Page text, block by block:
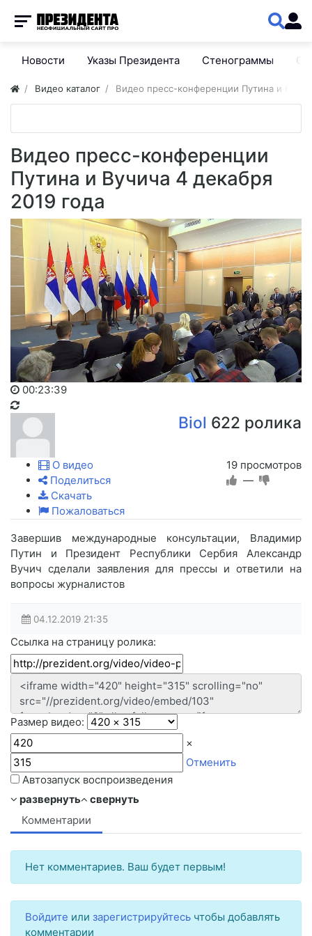
Новости Указы Президента Стенограммы
Видео каталог Видео пресс-конференции Путина и
Видео пресс-конференции
Путина и Вучича 4 декабря
2019 года
00:23:39
Biol 622 ролика
19 просмотров
—
О видео
Поделиться
Скачать
Пожаловаться
Завершив международные консультации, Владимир
Путин и Президент Республики Сербия Александр
Вучич сделали заявления для прессы и ответили на
вопросы журналистов
04.12.2019 21:35
Ссылка на страницу ролика:
Размер видео:
×
Отменить
Автозапуск воспроизведения
развернуть
свернуть
Комментарии
Нет комментариев. Ваш будет первым!
Войдите или зарегистрируйтесь чтобы добавлять
комментарии